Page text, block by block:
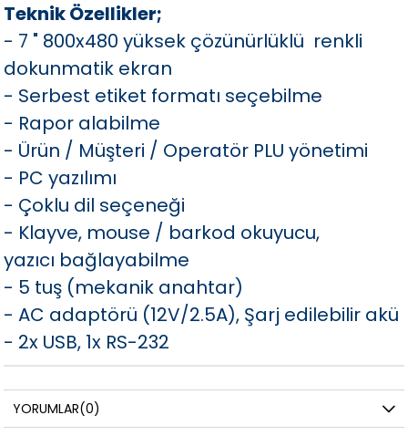
Teknik Özellikler;
- 7 " 800x480 yüksek çözünürlüklü renkli
dokunmatik ekran
- Serbest etiket formatı seçebilme
- Rapor alabilme
- Ürün / Müşteri / Operatör PLU yönetimi
- PC yazılımı
- Çoklu dil seçeneği
- Klayve, mouse / barkod okuyucu,
yazıcı bağlayabilme
- 5 tuş (mekanik anahtar)
- AC adaptörü (12V/2.5A), Şarj edilebilir akü
- 2x USB, 1x RS-232
YORUMLAR(0)